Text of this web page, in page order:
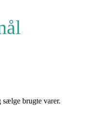
brugte varer.